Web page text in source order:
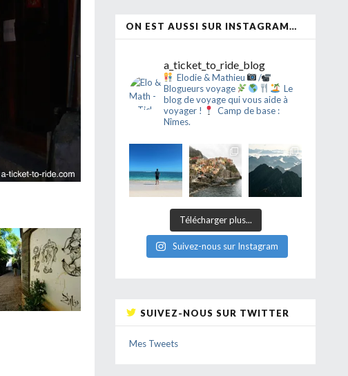
ON EST AUSSI SUR INSTAGRAM…
a_ticket_to_ride_blog
Elodie & Mathieu
/
Blogueurs voyage
Le
blog de voyage qui vous aide à
voyager !
Camp de base :
Nîmes.
Télécharger plus...
Suivez-nous sur Instagram
SUIVEZ-NOUS SUR TWITTER
Mes Tweets